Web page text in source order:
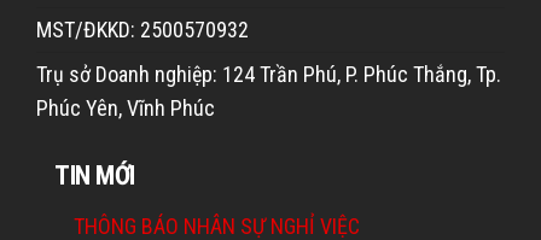
MST/ĐKKD: 2500570932
Trụ sở Doanh nghiệp: 124 Trần Phú, P. Phúc Thắng, Tp.
Phúc Yên, Vĩnh Phúc
TIN MỚI
THÔNG BÁO NHÂN SỰ NGHỈ VIỆC